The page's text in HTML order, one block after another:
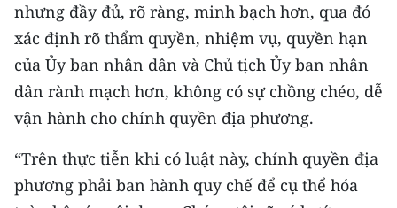
nhưng đầy đủ, rõ ràng, minh bạch hơn, qua đó
xác định rõ thẩm quyền, nhiệm vụ, quyền hạn
của Ủy ban nhân dân và Chủ tịch Ủy ban nhân
dân rành mạch hơn, không có sự chồng chéo, dễ
vận hành cho chính quyền địa phương.
“Trên thực tiễn khi có luật này, chính quyền địa
phương phải ban hành quy chế để cụ thể hóa